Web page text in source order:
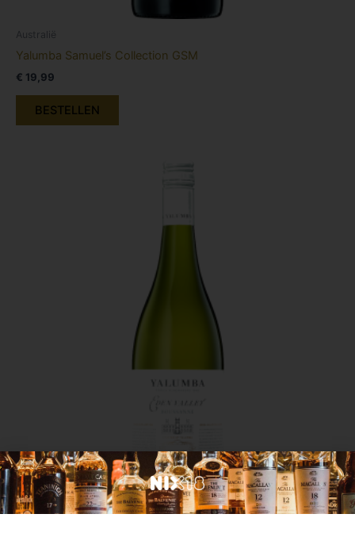
Australië
Yalumba Samuel’s Collection GSM
€ 19,99
BESTELLEN
Australië